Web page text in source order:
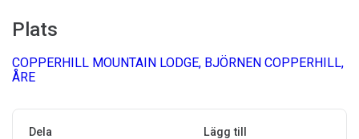
Plats
COPPERHILL MOUNTAIN LODGE, BJÖRNEN COPPERHILL,
ÅRE
Dela Lägg till